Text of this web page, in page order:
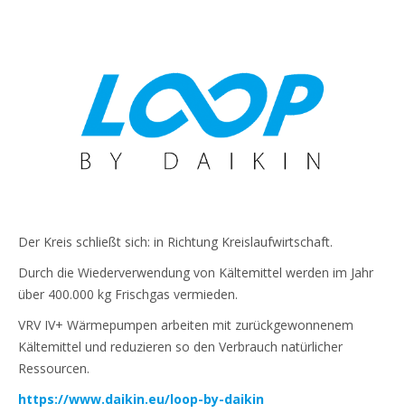
Der Kreis schließt sich: in Richtung Kreislaufwirtschaft.
Durch die Wiederverwendung von Kältemittel werden im Jahr
über 400.000 kg Frischgas vermieden.
VRV IV+ Wärmepumpen arbeiten mit zurückgewonnenem
Kältemittel und reduzieren so den Verbrauch natürlicher
Ressourcen.
https://www.daikin.eu/loop-by-daikin